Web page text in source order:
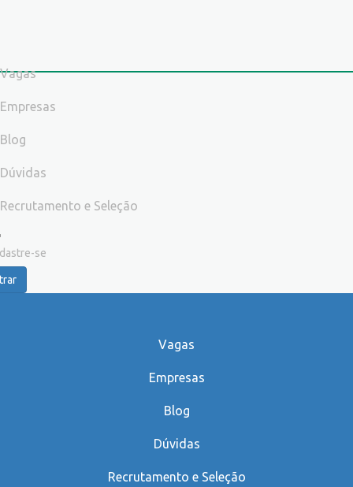
Vagas
Empresas
Blog
Dúvidas
Recrutamento e Seleção
se
Vagas
Empresas
Blog
Dúvidas
Recrutamento e Seleção